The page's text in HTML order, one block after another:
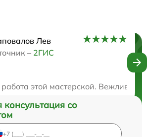
Лев
– 2ГИС
этой мастерской. Вежливые
консультация со